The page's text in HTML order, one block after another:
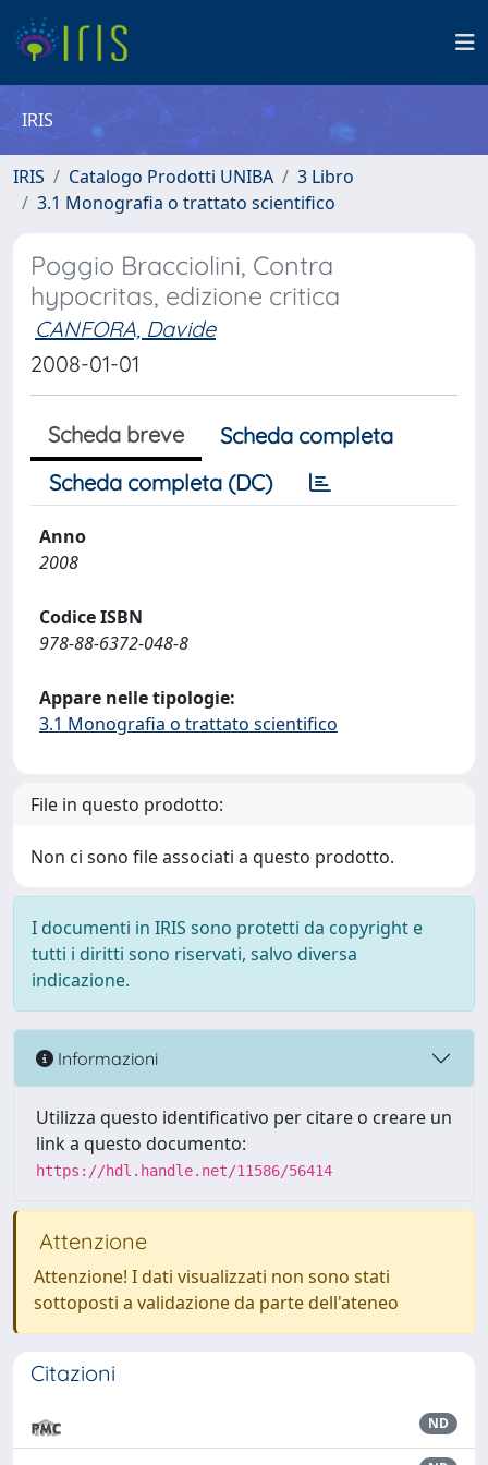
IRIS
IRIS Catalogo Prodotti UNIBA
3 Libro
3.1 Monografia o trattato scientifico
Poggio Bracciolini, Contra
hypocritas, edizione critica
CANFORA, Davide
2008-01-01
Scheda breve
Scheda completa
Scheda completa (DC)
Anno
2008
Codice ISBN
978-88-6372-048-8
Appare nelle tipologie:
3.1 Monografia o trattato scientifico
File in questo prodotto:
Non ci sono file associati a questo prodotto.
I documenti in IRIS sono protetti da copyright e
tutti i diritti sono riservati, salvo diversa
indicazione.
Informazioni
Utilizza questo identificativo per citare o creare un
link a questo documento:
https://hdl.handle.net/11586/56414
Attenzione
Attenzione! I dati visualizzati non sono stati
sottoposti a validazione da parte dell'ateneo
Citazioni
ND